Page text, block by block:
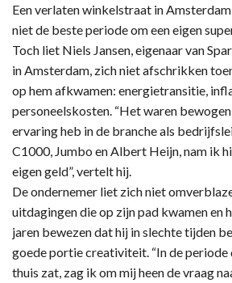
Een verlaten winkelstraat in
niet de beste periode om een eigen
Toch liet Niels Jansen, eigenaar van
in Amsterdam, zich niet afschrikken
op hem afkwamen: energietransitie,
personeelskosten. “Het waren
ervaring heb in de branche als
C1000, Jumbo en Albert Heijn, nam ik
eigen geld”, vertelt hij.
De ondernemer liet zich niet
uitdagingen die op zijn pad kwamen en
jaren bewezen dat hij in slechte tijden
goede portie creativiteit. “In de periode
thuis zat, zag ik om mij heen de vraag